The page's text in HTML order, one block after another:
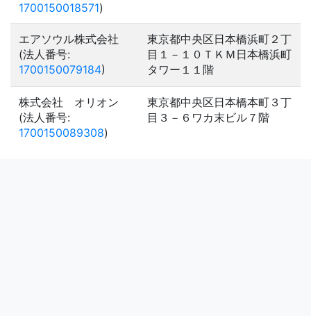
1700150018571)
エアソウル株式会社
(法人番号:
1700150079184)
東京都中央区日本橋浜町２丁
目１－１０ＴＫＭ日本橋浜町
タワー１１階
株式会社 オリオン
(法人番号:
1700150089308)
東京都中央区日本橋本町３丁
目３－６ワカ末ビル７階